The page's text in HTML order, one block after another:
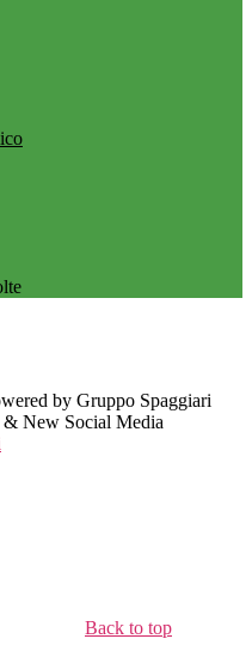
by Gruppo Spaggiari
New Social Media
Back to top